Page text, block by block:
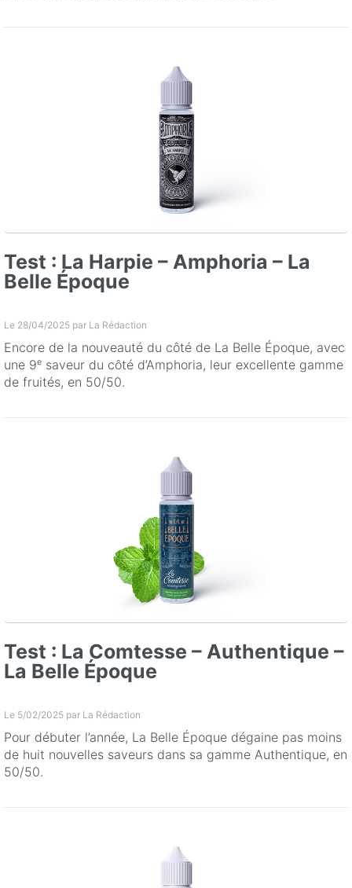
Test : La Harpie – Amphoria – La
Belle Époque
Le 28/04/2025 par La Rédaction
Encore de la nouveauté du côté de La Belle Époque, avec
une 9ᵉ saveur du côté d’Amphoria, leur excellente gamme
de fruités, en 50/50.
Test : La Comtesse – Authentique –
La Belle Époque
Le 5/02/2025 par La Rédaction
Pour débuter l’année, La Belle Époque dégaine pas moins
de huit nouvelles saveurs dans sa gamme Authentique, en
50/50.